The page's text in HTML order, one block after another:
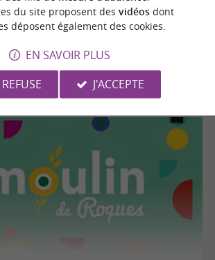
du site proposent des vidéosdont
déposent également des cookies.
EN SAVOIR PLUS
REFUSE
J'ACCEPTE